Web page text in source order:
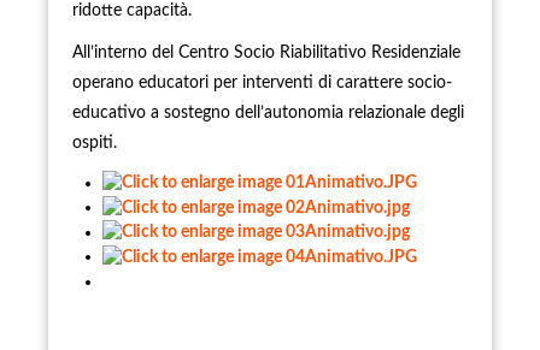
ridotte capacità.
All’interno del Centro Socio Riabilitativo Residenziale
operano educatori per interventi di carattere socio-
educativo a sostegno dell’autonomia relazionale degli
ospiti.